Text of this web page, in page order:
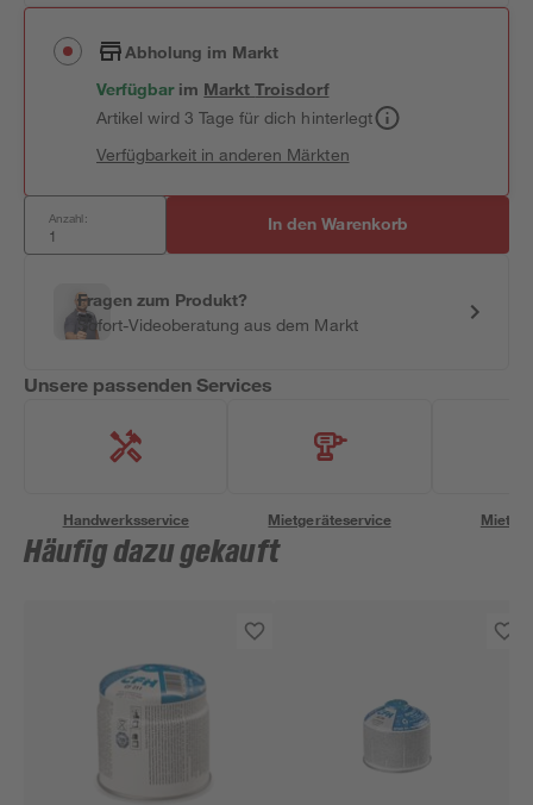
Abholung im Markt
Verfügbar im MarktTroisdorf
Artikel wird 3 Tage für dich hinterlegt
Verfügbarkeit in anderen Märkten
Anzahl: In den Warenkorb
Fragen zum Produkt?
Sofort-Videoberatung aus dem Markt
Unsere passenden Services
Handwerksservice Mietgeräteservice
Häufig dazu gekauft